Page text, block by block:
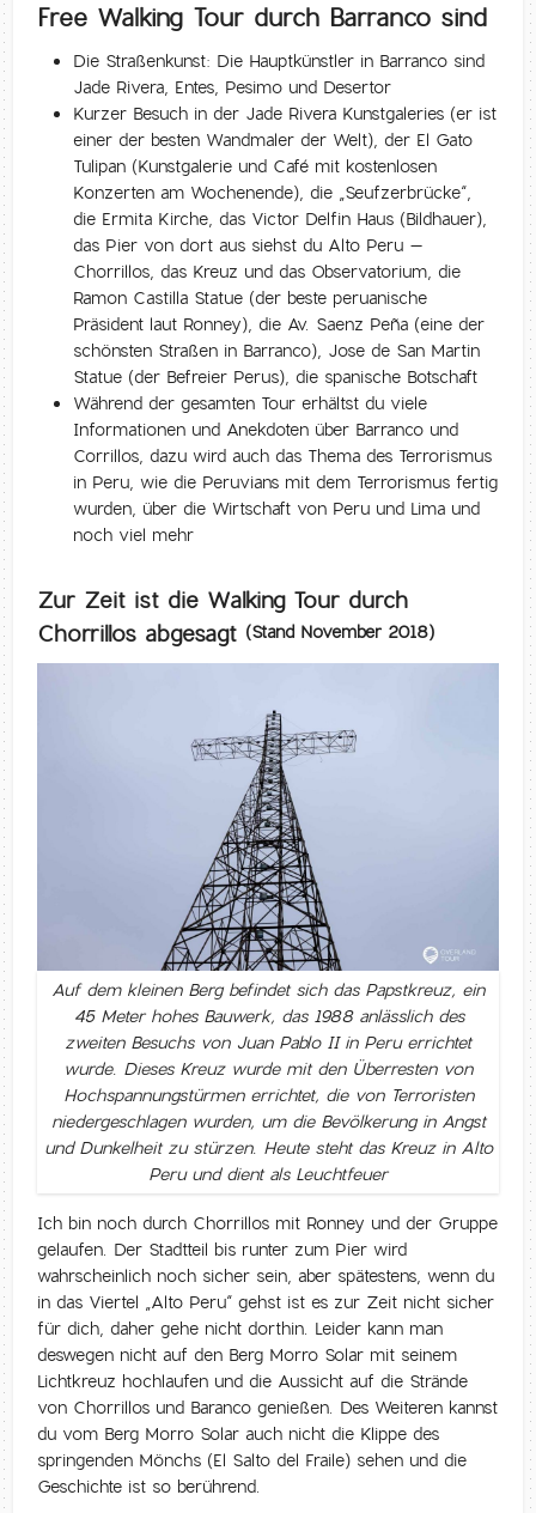
Free Walking Tour durch Barranco sind
Die Straßenkunst: Die Hauptkünstler in Barranco sind
Jade Rivera, Entes, Pesimo und Desertor
Kurzer Besuch in der Jade Rivera Kunstgaleries (er ist
einer der besten Wandmaler der Welt), der El Gato
Tulipan (Kunstgalerie und Café mit kostenlosen
Konzerten am Wochenende), die „Seufzerbrücke“,
die Ermita Kirche, das Victor Delfin Haus (Bildhauer),
das Pier von dort aus siehst du Alto Peru –
Chorrillos, das Kreuz und das Observatorium, die
Ramon Castilla Statue (der beste peruanische
Präsident laut Ronney), die Av. Saenz Peña (eine der
schönsten Straßen in Barranco), Jose de San Martin
Statue (der Befreier Perus), die spanische Botschaft
Während der gesamten Tour erhältst du viele
Informationen und Anekdoten über Barranco und
Corrillos, dazu wird auch das Thema des Terrorismus
in Peru, wie die Peruvians mit dem Terrorismus fertig
wurden, über die Wirtschaft von Peru und Lima und
noch viel mehr
Zur Zeit ist die Walking Tour durch
Chorrillos abgesagt (Stand November 2018)
Auf dem kleinen Berg befindet sich das Papstkreuz, ein
45 Meter hohes Bauwerk, das 1988 anlässlich des
zweiten Besuchs von Juan Pablo II in Peru errichtet
wurde. Dieses Kreuz wurde mit den Überresten von
Hochspannungstürmen errichtet, die von Terroristen
niedergeschlagen wurden, um die Bevölkerung in Angst
und Dunkelheit zu stürzen. Heute steht das Kreuz in Alto
Peru und dient als Leuchtfeuer
Ich bin noch durch Chorrillos mit Ronney und der Gruppe
gelaufen. Der Stadtteil bis runter zum Pier wird
wahrscheinlich noch sicher sein, aber spätestens, wenn du
in das Viertel „Alto Peru“ gehst ist es zur Zeit nicht sicher
für dich, daher gehe nicht dorthin. Leider kann man
deswegen nicht auf den Berg Morro Solar mit seinem
Lichtkreuz hochlaufen und die Aussicht auf die Strände
von Chorrillos und Baranco genießen. Des Weiteren kannst
du vom Berg Morro Solar auch nicht die Klippe des
springenden Mönchs (El Salto del Fraile) sehen und die
Geschichte ist so berührend.